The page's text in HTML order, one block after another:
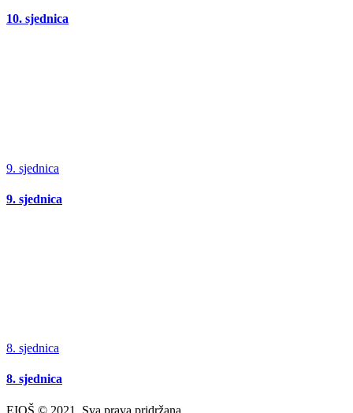
10. sjednica
9. sjednica
9. sjednica
8. sjednica
8. sjednica
EIOŠ © 2021. Sva prava pridržana.